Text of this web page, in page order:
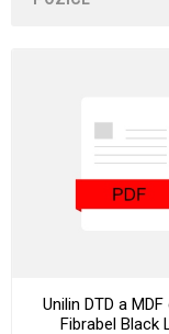
Unilin DTD a
Fibrabel Black